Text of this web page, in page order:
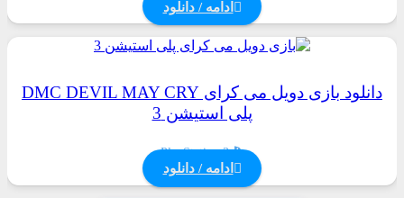
ادامه / دانلود
دانلود بازی دویل می کرای DMC DEVIL MAY CRY
پلی استیشن 3
PlayStation 3
ادامه / دانلود